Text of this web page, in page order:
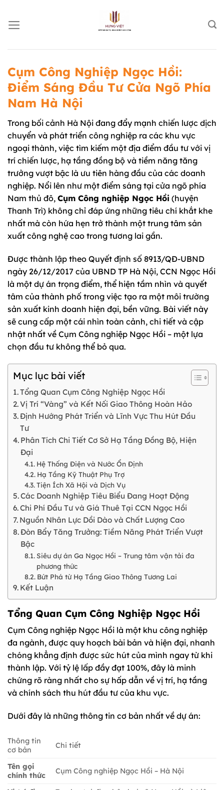
đến
nội
Cụm Công Nghiệp Ngọc Hồi:
Điểm Sáng Đầu Tư Cửa Ngõ Phía
Nam Hà Nội
Trong bối cảnh Hà Nội đang đẩy mạnh chiến lược dịch
chuyển và phát triển công nghiệp ra các khu vực
ngoại thành, việc tìm kiếm một địa điểm đầu tư với vị
trí chiến lược, hạ tầng đồng bộ và tiềm năng tăng
trưởng vượt bậc là ưu tiên hàng đầu của các doanh
nghiệp. Nổi lên như một điểm sáng tại cửa ngõ phía
Nam thủ đô, Cụm Công nghiệp Ngọc Hồi (huyện
Thanh Trì) không chỉ đáp ứng những tiêu chí khắt khe
nhất mà còn hứa hẹn trở thành một trung tâm sản
xuất công nghệ cao trong tương lai gần.
Được thành lập theo Quyết định số 8913/QĐ-UBND
ngày 26/12/2017 của UBND TP Hà Nội, CCN Ngọc Hồi
là một dự án trọng điểm, thể hiện tầm nhìn và quyết
tâm của thành phố trong việc tạo ra một môi trường
sản xuất kinh doanh hiện đại, bền vững. Bài viết này
sẽ cung cấp một cái nhìn toàn cảnh, chi tiết và cập
nhật nhất về Cụm Công nghiệp Ngọc Hồi – một lựa
chọn đầu tư không thể bỏ qua.
Mục lục bài viết
Tổng Quan Cụm Công Nghiệp Ngọc Hồi
Vị Trí “Vàng” và Kết Nối Giao Thông Hoàn Hảo
Định Hướng Phát Triển và Lĩnh Vực Thu Hút Đầu
Tư
Phân Tích Chi Tiết Cơ Sở Hạ Tầng Đồng Bộ, Hiện
Đại
Hệ Thống Điện và Nước Ổn Định
Hạ Tầng Kỹ Thuật Phụ Trợ
Tiện Ích Xã Hội và Dịch Vụ
Các Doanh Nghiệp Tiêu Biểu Đang Hoạt Động
Chi Phí Đầu Tư và Giá Thuê Tại CCN Ngọc Hồi
Nguồn Nhân Lực Dồi Dào và Chất Lượng Cao
Đòn Bẩy Tăng Trưởng: Tiềm Năng Phát Triển Vượt
Bậc
Siêu dự án Ga Ngọc Hồi – Trung tâm vận tải đa
phương thức
Bứt Phá từ Hạ Tầng Giao Thông Tương Lai
Kết Luận
Tổng Quan Cụm Công Nghiệp Ngọc Hồi
Cụm Công nghiệp Ngọc Hồi là một khu công nghiệp
đa ngành, được quy hoạch bài bản và hiện đại, nhanh
chóng khẳng định được sức hút của mình ngay từ khi
thành lập. Với tỷ lệ lấp đầy đạt 100%, đây là minh
chứng rõ ràng nhất cho sự hấp dẫn về vị trí, hạ tầng
và chính sách thu hút đầu tư của khu vực.
Dưới đây là những thông tin cơ bản nhất về dự án:
Thông tin
cơ bản
Chi tiết
Tên gọi
chính thức
Cụm Công nghiệp Ngọc Hồi – Hà Nội